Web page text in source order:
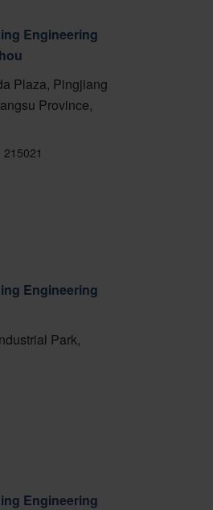
Engineering
Plaza, Pingjiang
Province,
Engineering
Park,
Engineering